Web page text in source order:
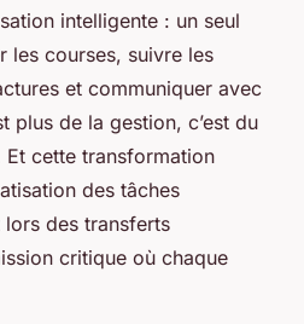
intelligente : un seul
les courses, suivre les
et communiquer avec
plus de la gestion, c’est du
cette transformation
des tâches
des transferts
critique où chaque